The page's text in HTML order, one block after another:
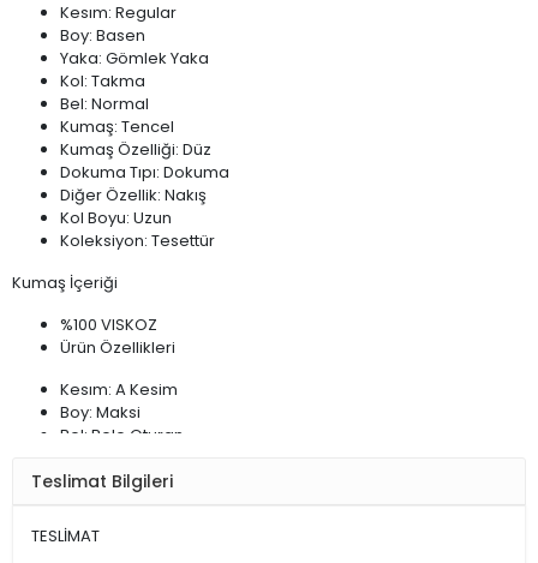
Kesım: Regular
Boy: Basen
Yaka: Gömlek Yaka
Kol: Takma
Bel: Normal
Kumaş: Tencel
Kumaş Özelliği: Düz
Dokuma Tıpı: Dokuma
Diğer Özellik: Nakış
Kol Boyu: Uzun
Koleksiyon: Tesettür
Kumaş İçeriği
%100 VISKOZ
Ürün Özellikleri
Kesım: A Kesim
Boy: Maksi
Bel: Bele Oturan
Kumaş Özelliği: Düz
Dokuma Tıpı: Jean
Koleksiyon: Tesettür
Kumaş İçeriği
Teslimat Bilgileri
TESLİMAT